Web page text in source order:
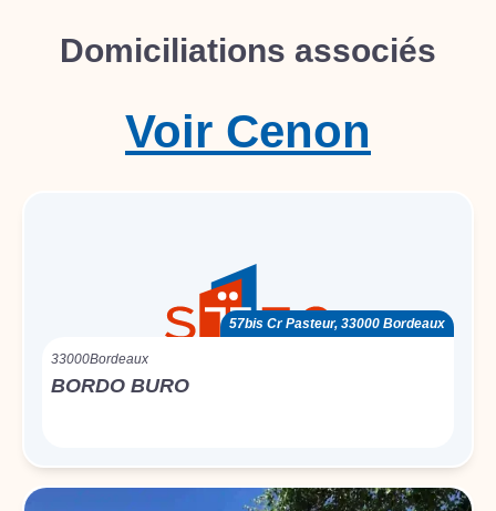
Domiciliations associés
Cenon
Voir
57bis Cr Pasteur, 33000 Bordeaux
33000Bordeaux
BORDO BURO